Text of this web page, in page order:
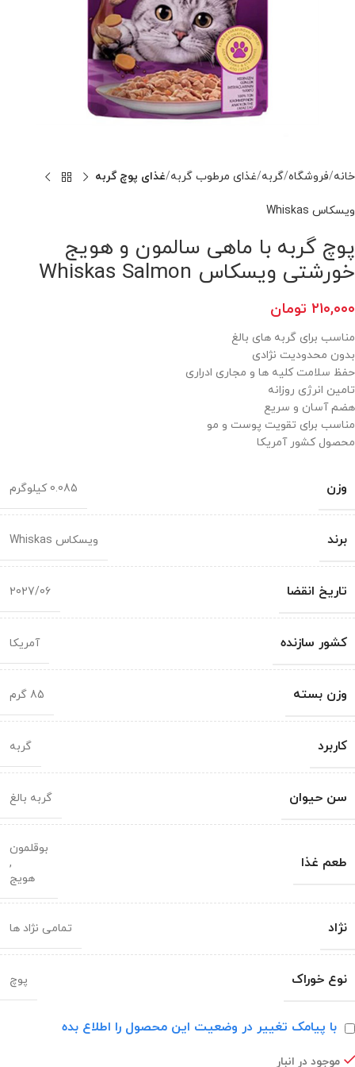
خانه فروشگاه گربه غذای مرطوب گربه غذای پوچ گربه
ویسکاس Whiskas
پوچ گربه با ماهی سالمون و هویج
خورشتی ویسکاس Whiskas Salmon
۲۱۰,۰۰۰ تومان
مناسب برای گربه های بالغ
بدون محدودیت نژادی
حفظ سلامت کلیه ها و مجاری ادراری
تامین انرژی روزانه
هضم آسان و سریع
مناسب برای تقویت پوست و مو
محصول کشور آمریکا
وزن 0.085 کیلوگرم
برند ویسکاس Whiskas
تاریخ انقضا 2027/06
کشور سازنده آمریکا
وزن بسته 85 گرم
کاربرد گربه
سن حیوان گربه بالغ
طعم غذا
بوقلمون
,
هویج
نژاد تمامی نژاد ها
نوع خوراک پوچ
با پیامک تغییر در وضعیت این محصول را اطلاع بده
موجود در انبار